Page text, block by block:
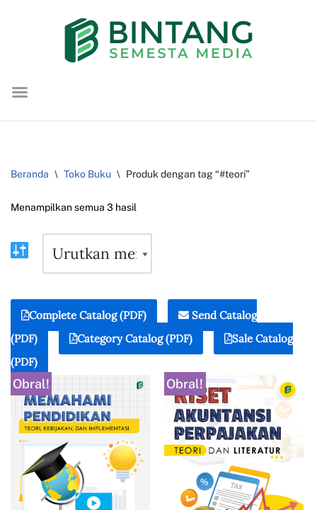
konten
Beranda \ Toko Buku \ Produk dengan tag “#teori”
Menampilkan semua 3 hasil
Complete Catalog (PDF)
Send Catalog
(PDF)
Category Catalog (PDF)
Sale Catalog
(PDF)
Obral! Obral!